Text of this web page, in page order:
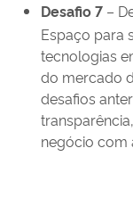
Desafio 7 –
Espaço para
tecnologias
do mercado
desafios
negócio com